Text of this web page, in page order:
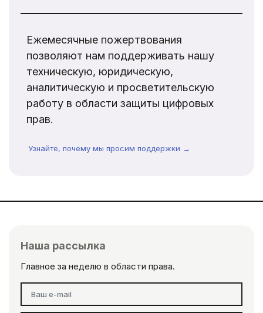
Ежемесячные пожертвования
позволяют нам поддерживать нашу
техническую, юридическую,
аналитическую и просветительскую
работу в области защиты цифровых
прав.
Узнайте, почему мы просим поддержки →
Наша рассылка
Главное за неделю в области права.